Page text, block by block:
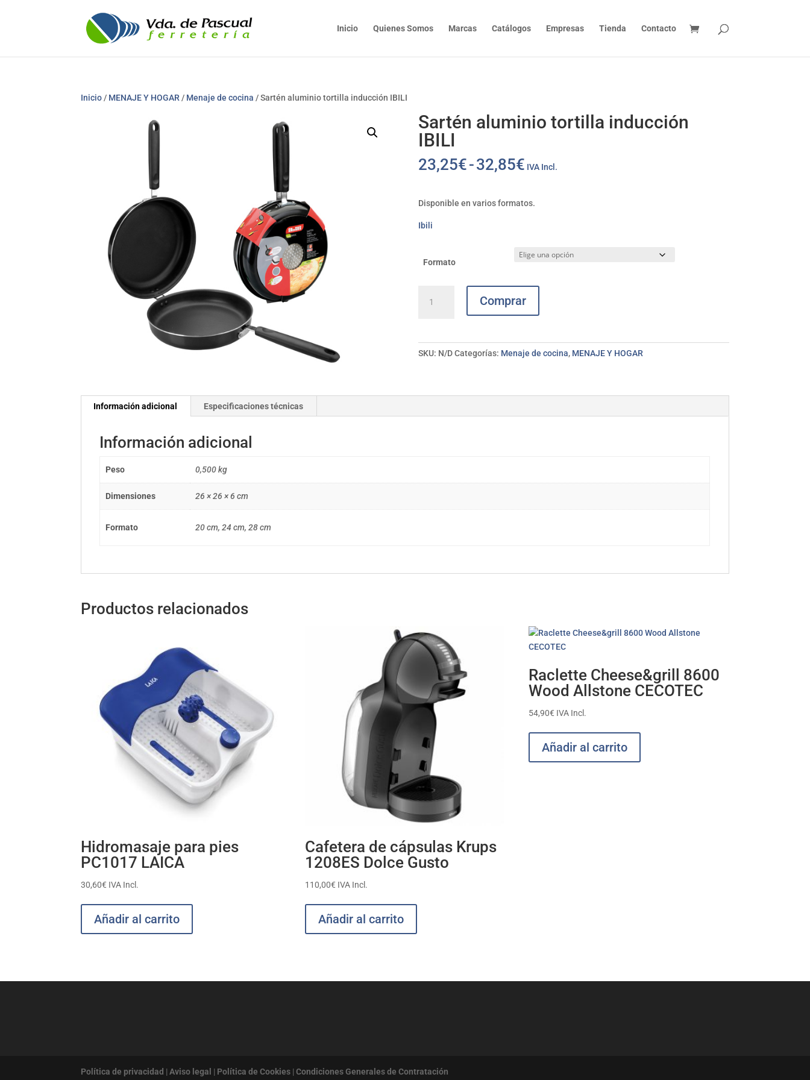
Inicio Quienes Somos Marcas Catálogos Empresas Tienda Contacto
Inicio / MENAJE Y HOGAR / Menaje de cocina / Sartén aluminio tortilla inducción IBILI
Sartén aluminio tortilla inducción
IBILI
23,25€-32,85€Rango
desde
32,85€
IVA Incl.
Disponible en varios formatos.
Ibili
Formato
aluminio
Comprar
SKU: N/D Categorías: Menaje de cocina, MENAJE Y HOGAR
Información adicional Especificaciones técnicas
Información adicional
Peso 0,500 kg
Dimensiones 26 × 26 × 6 cm
Formato 20 cm, 24 cm, 28 cm
Productos relacionados
Hidromasaje para pies
PC1017 LAICA
30,60€ IVA Incl.
Añadir al carrito
Cafetera de cápsulas Krups
1208ES Dolce Gusto
110,00€ IVA Incl.
Añadir al carrito
Raclette Cheese&grill 8600
Wood Allstone CECOTEC
54,90€ IVA Incl.
Añadir al carrito
Política de privacidad |Aviso legal | Política de Cookies |Condiciones Generales de Contratación